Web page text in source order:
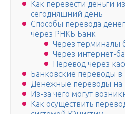
Как перевести деньги
сегодняшний день
Способы перевода
через РНКБ Банк
Через терминалы
Через интернет-
Перевод через
Банковские переводы в
Денежные переводы на
Из-за чего могут
Как осуществить